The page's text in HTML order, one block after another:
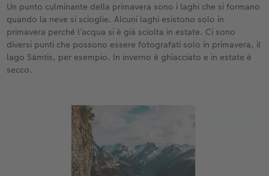
Un punto culminante della primavera sono i laghi che si formano
quando la neve si scioglie. Alcuni laghi esistono solo in
primavera perché l’acqua si è già sciolta in estate. Ci sono
diversi punti che possono essere fotografati solo in primavera, il
lago Sämtis, per esempio. In inverno è ghiacciato e in estate è
secco.